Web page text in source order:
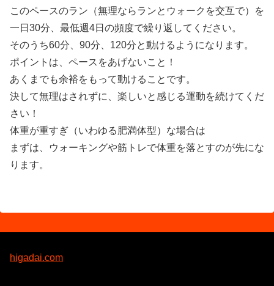
このペースのラン（無理ならランとウォークを交互で）を
一日30分、最低週4日の頻度で繰り返してください。
そのうち60分、90分、120分と動けるようになります。
ポイントは、ペースをあげないこと！
あくまでも余裕をもって動けることです。
決して無理はされずに、楽しいと感じる運動を続けてくだ
さい！
体重が重すぎ（いわゆる肥満体型）な場合は
まずは、ウォーキングや筋トレで体重を落とすのが先にな
ります。
higadai.com